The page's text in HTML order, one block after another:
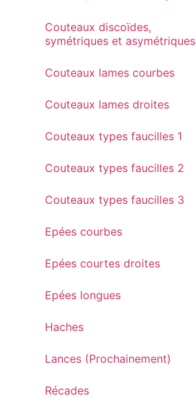
Couteaux discoïdes,
symétriques et asymétriques
Couteaux lames courbes
Couteaux lames droites
Couteaux types faucilles 1
Couteaux types faucilles 2
Couteaux types faucilles 3
Epées courbes
Epées courtes droites
Epées longues
Haches
Lances (Prochainement)
Récades